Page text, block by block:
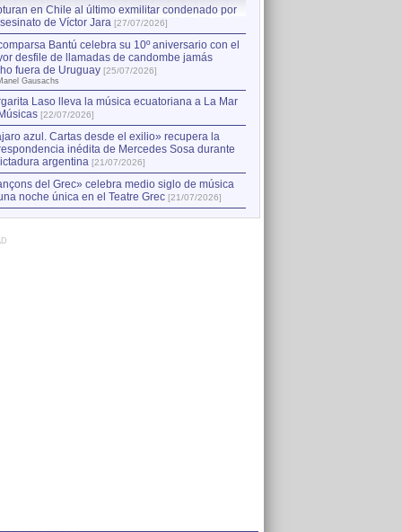
en Chile al último exmilitar condenado por
de Víctor Jara [27/07/2026]
Bantú celebra su 10º aniversario con el
desfile de llamadas de candombe jamás
fuera de Uruguay [25/07/2026]
Gausachs
Laso lleva la música ecuatoriana a La Mar
[22/07/2026]
azul. Cartas desde el exilio» recupera la
inédita de Mercedes Sosa durante
argentina [21/07/2026]
del Grec» celebra medio siglo de música
noche única en el Teatre Grec [21/07/2026]